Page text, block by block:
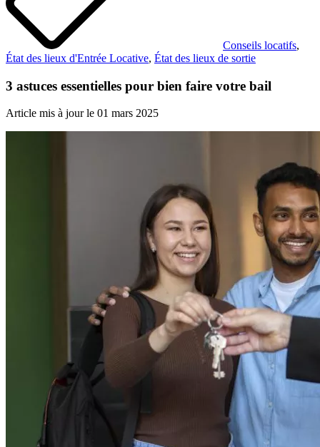
Conseils locatifs,
État des lieux d'Entrée Locative, État des lieux de sortie
3 astuces essentielles pour bien faire votre bail
Article mis à jour le 01 mars 2025